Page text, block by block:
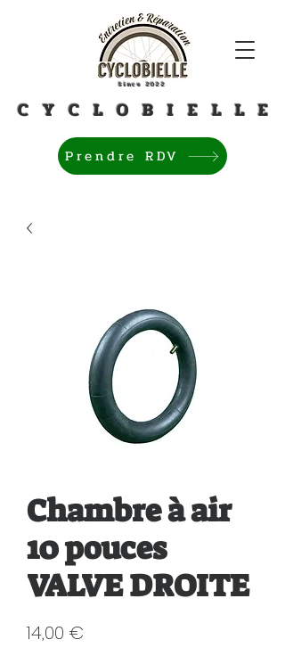
C Y C L O B I E L L E
Since 2022
Prendre RDV
Chambre à air
10 pouces
VALVE DROITE
14,00 €